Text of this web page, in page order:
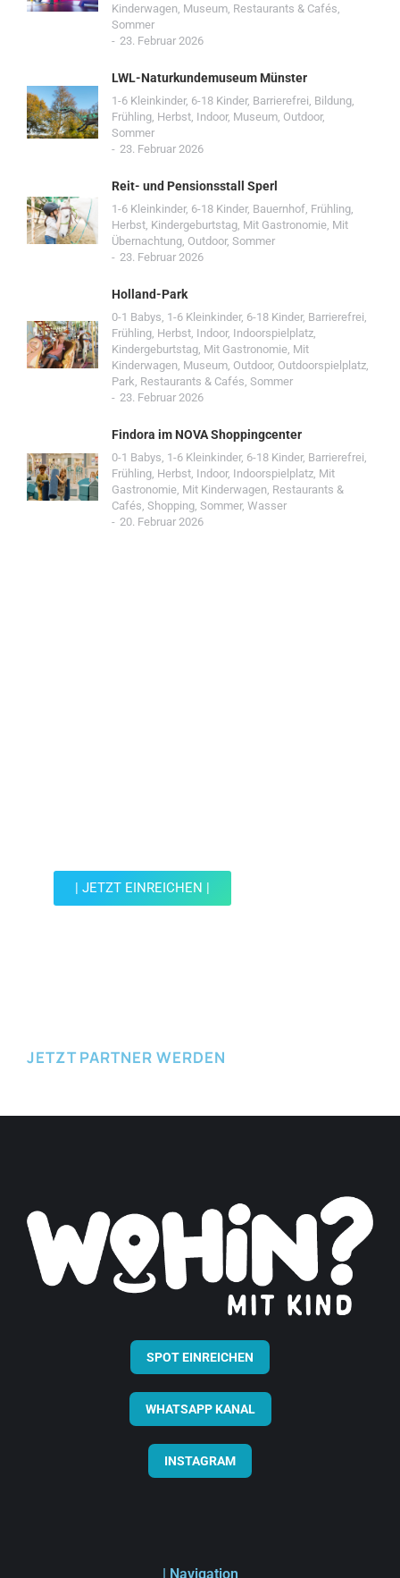
Kinderwagen, Museum, Restaurants & Cafés,
Sommer
23. Februar 2026
LWL-Naturkundemuseum Münster
1-6 Kleinkinder, 6-18 Kinder, Barrierefrei, Bildung,
Frühling, Herbst, Indoor, Museum, Outdoor,
Sommer
23. Februar 2026
Reit- und Pensionsstall Sperl
1-6 Kleinkinder, 6-18 Kinder, Bauernhof, Frühling,
Herbst, Kindergeburtstag, Mit Gastronomie, Mit
Übernachtung, Outdoor, Sommer
23. Februar 2026
Holland-Park
0-1 Babys, 1-6 Kleinkinder, 6-18 Kinder, Barrierefrei,
Frühling, Herbst, Indoor, Indoorspielplatz,
Kindergeburtstag, Mit Gastronomie, Mit
Kinderwagen, Museum, Outdoor, Outdoorspielplatz,
Park, Restaurants & Cafés, Sommer
23. Februar 2026
Findora im NOVA Shoppingcenter
0-1 Babys, 1-6 Kleinkinder, 6-18 Kinder, Barrierefrei,
Frühling, Herbst, Indoor, Indoorspielplatz, Mit
Gastronomie, Mit Kinderwagen, Restaurants &
Cafés, Shopping, Sommer, Wasser
20. Februar 2026
| JETZT EINREICHEN |
JETZT PARTNER WERDEN
SPOT EINREICHEN
WHATSAPP KANAL
INSTAGRAM
| Navigation